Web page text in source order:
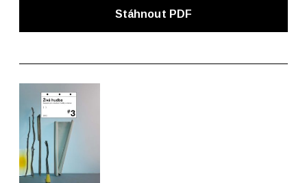
Stáhnout PDF